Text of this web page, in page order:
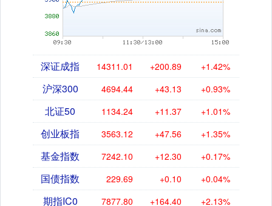
深证成指 14311.01 +200.89 +1.42%
沪深300 4694.44 +43.13 +0.93%
北证50 1134.24 +11.37 +1.01%
创业板指 3563.12 +47.56 +1.35%
基金指数 7242.10 +12.30 +0.17%
国债指数 229.69 +0.10 +0.04%
期指IC0 7877.80 +164.40 +2.13%